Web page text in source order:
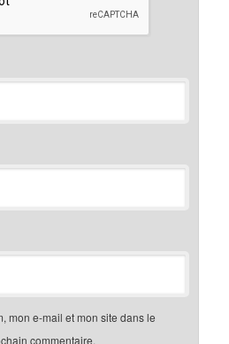
mon e-mail et mon site dans le
commentaire.